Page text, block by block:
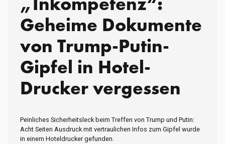
Geheime Dokumente
von Trump-Putin-
Gipfel in Hotel-
Drucker vergessen
Peinliches Sicherheitsleck beim Treffen von Trump und Putin:
Acht Seiten Ausdruck mit vertraulichen Infos zum Gipfel wurde
in einem Hoteldrucker gefunden.